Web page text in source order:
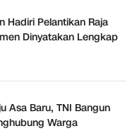
Hadiri Pelantikan Raja
Dinyatakan Lengkap
Asa Baru, TNI Bangun
Warga